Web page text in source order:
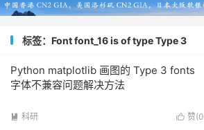
标签：Font font_16 is of type Type 3
Python matplotlib 画图的 Type 3 fonts
字体不兼容问题解决方法
 赞(0
 科研